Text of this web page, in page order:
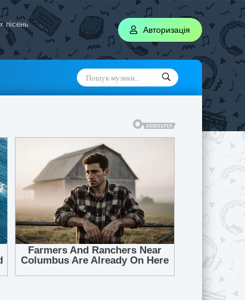
пісень
Авторизація